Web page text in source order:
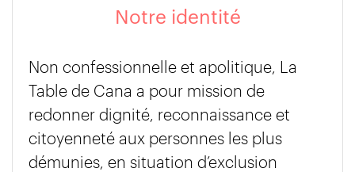
Notre identité
Non confessionnelle et apolitique, La
Table de Cana a pour mission de
redonner dignité, reconnaissance et
citoyenneté aux personnes les plus
démunies, en situation d’exclusion